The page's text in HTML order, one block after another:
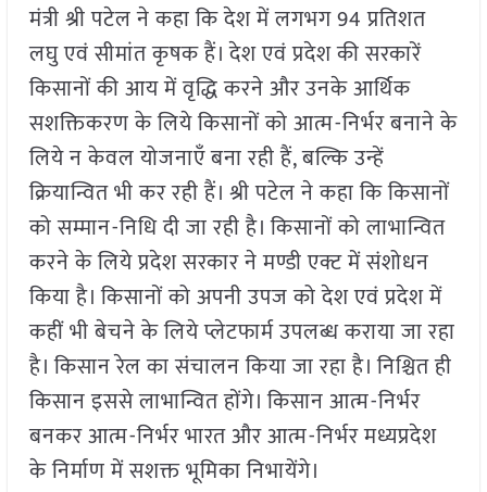
मंत्री श्री पटेल ने कहा कि देश में लगभग 94 प्रतिशत
लघु एवं सीमांत कृषक हैं। देश एवं प्रदेश की सरकारें
किसानों की आय में वृद्धि करने और उनके आर्थिक
सशक्तिकरण के लिये किसानों को आत्म-निर्भर बनाने के
लिये न केवल योजनाएँ बना रही हैं, बल्कि उन्हें
क्रियान्वित भी कर रही हैं। श्री पटेल ने कहा कि किसानों
को सम्मान-निधि दी जा रही है। किसानों को लाभान्वित
करने के लिये प्रदेश सरकार ने मण्डी एक्ट में संशोधन
किया है। किसानों को अपनी उपज को देश एवं प्रदेश में
कहीं भी बेचने के लिये प्लेटफार्म उपलब्ध कराया जा रहा
है। किसान रेल का संचालन किया जा रहा है। निश्चित ही
किसान इससे लाभान्वित होंगे। किसान आत्म-निर्भर
बनकर आत्म-निर्भर भारत और आत्म-निर्भर मध्यप्रदेश
के निर्माण में सशक्त भूमिका निभायेंगे।